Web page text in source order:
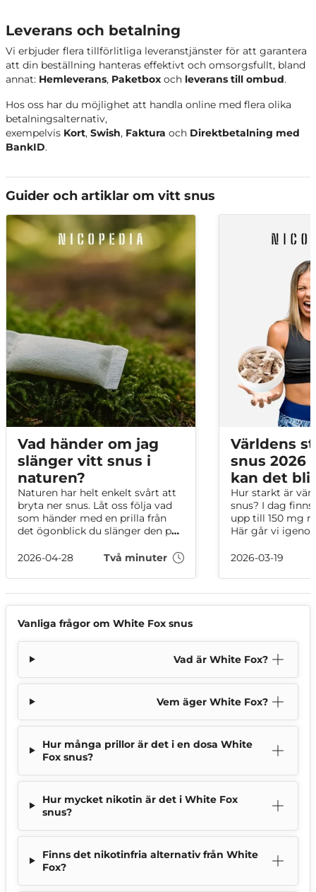
Leverans och betalning
Vi erbjuder flera tillförlitliga leveranstjänster för att garantera
att din beställning hanteras effektivt och omsorgsfullt, bland
annat: Hemleverans, Paketbox och leverans till ombud.
Hos oss har du möjlighet att handla online med flera olika
betalningsalternativ,
exempelvis Kort, Swish, Faktura och Direktbetalning med
BankID.
Guider och artiklar om vitt snus
Vad händer om jag
slänger vitt snus i
naturen?
Naturen har helt enkelt svårt att
bryta ner snus. Låt oss följa vad
som händer med en prilla från
det ögonblick du slänger den på
tappert försök att bryta ner den.
2026-04-28 Två minuter
Världens
snus 2026
kan det
Hur starkt är
snus? I dag
upp till 150 mg
Här går vi
mellan mg per
avgör hur starkt
2026-03-19
Vanliga frågor om White Fox snus
Vad är White Fox?
Vem äger White Fox?
Hur många prillor är det i en dosa White
Fox snus?
Hur mycket nikotin är det i White Fox
snus?
Finns det nikotinfria alternativ från White
Fox?